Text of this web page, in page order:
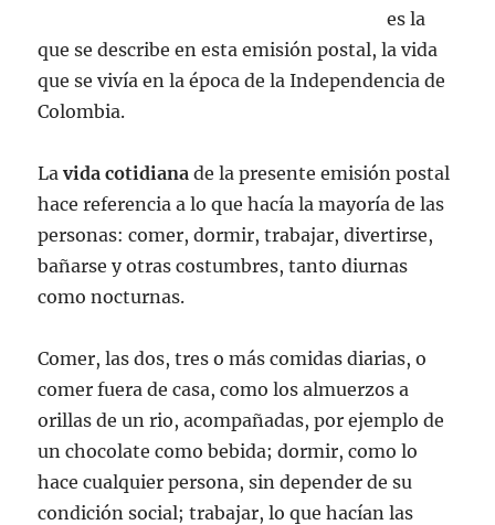
es la
que se describe en esta emisión postal, la vida
que se vivía en la época de la Independencia de
Colombia.
Lavida cotidiana de la presente emisión postal
hace referencia a lo que hacía la mayoría de las
personas: comer, dormir, trabajar, divertirse,
bañarse y otras costumbres, tanto diurnas
como nocturnas.
Comer, las dos, tres o más comidas diarias, o
comer fuera de casa, como los almuerzos a
orillas de un rio, acompañadas, por ejemplo de
un chocolate como bebida; dormir, como lo
hace cualquier persona, sin depender de su
condición social; trabajar, lo que hacían las